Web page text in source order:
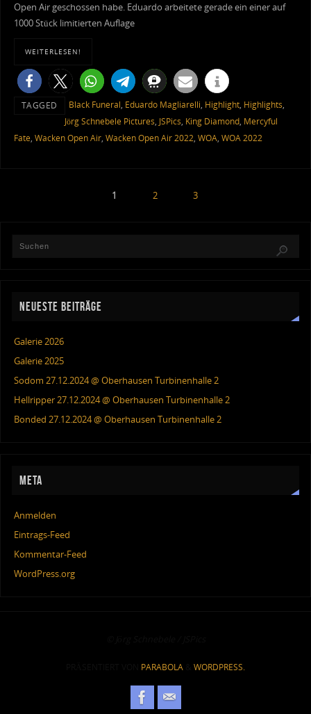
Open Air geschossen habe. Eduardo arbeitete gerade ein einer auf
1000 Stück limitierten Auflage
WEITERLESEN!
TAGGED Black Funeral, Eduardo Magliarelli, Highlight, Highlights,
Jörg Schnebele Pictures, JSPics, King Diamond, Mercyful
Fate, Wacken Open Air, Wacken Open Air 2022, WOA, WOA 2022
1 2 3
NEUESTE BEITRÄGE
Galerie 2026
Galerie 2025
Sodom 27.12.2024 @ Oberhausen Turbinenhalle 2
Hellripper 27.12.2024 @ Oberhausen Turbinenhalle 2
Bonded 27.12.2024 @ Oberhausen Turbinenhalle 2
META
Anmelden
Eintrags-Feed
Kommentar-Feed
WordPress.org
PARABOLA WORDPRESS.